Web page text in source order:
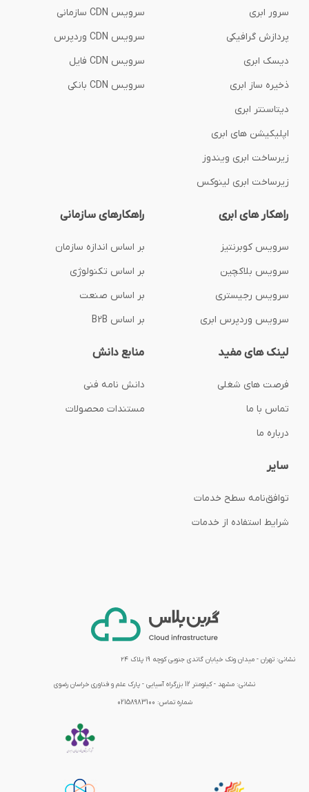
سرور ابری
پردازش گرافیکی
دیسک ابری
ذخیره ساز ابری
دیتاسنتر ابری
اپلیکیشن های ابری
زیرساخت ابری ویندوز
زیرساخت ابری لینوکس
سرویس CDN سازمانی
سرویس CDN وردپرس
سرویس CDN فایل
سرویس CDN بانکی
راهکار های ابری
سرویس کوبرنتیز
سرویس بلاکچین
سرویس رجیستری
سرویس وردپرس ابری
راهکارهای سازمانی
بر اساس اندازه سازمان
بر اساس تکنولوژی
بر اساس صنعت
بر اساس B2B
لینک های مفید
فرصت های شغلی
تماس با ما
درباره ما
منابع دانش
دانش نامه فنی
مستندات محصولات
سایر
توافق‌نامه‌ سطح خدمات
شرایط استفاده از خدمات
نشانی: تهران - میدان ونک خیابان گاندی جنوبی کوچه ۱۹ پلاک ۲۴
نشانی: مشهد - کیلومتر 12 بزرگراه آسیایی - پارک علم و فناوری خراسان رضوی
شماره تماس: 02158983100